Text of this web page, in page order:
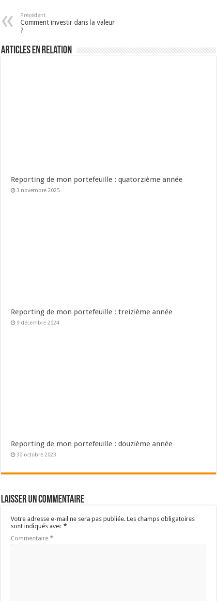
Précédent
Comment investir dans la valeur
?
Articles en relation
Reporting de mon portefeuille : quatorzième année
3 novembre 2025
Reporting de mon portefeuille : treizième année
9 décembre 2024
Reporting de mon portefeuille : douzième année
30 octobre 2023
Laisser un commentaire
Votre adresse e-mail ne sera pas publiée. Les champs obligatoires
sont indiqués avec*
Commentaire*